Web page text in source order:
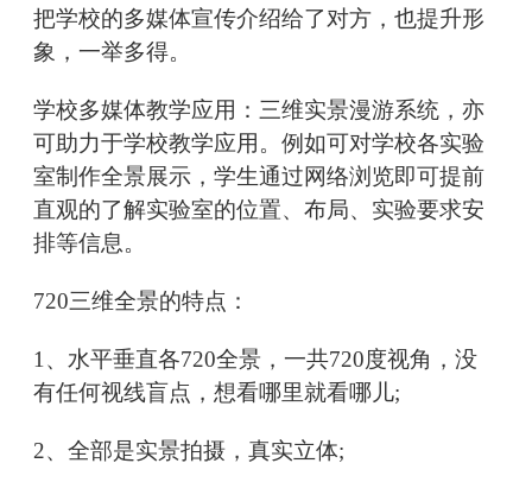
把学校的多媒体宣传介绍给了对方，也提升形
象，一举多得。
学校多媒体教学应用：三维实景漫游系统，亦
可助力于学校教学应用。例如可对学校各实验
室制作全景展示，学生通过网络浏览即可提前
直观的了解实验室的位置、布局、实验要求安
排等信息。
720三维全景的特点：
1、水平垂直各720全景，一共720度视角，没
有任何视线盲点，想看哪里就看哪儿;
2、全部是实景拍摄，真实立体;